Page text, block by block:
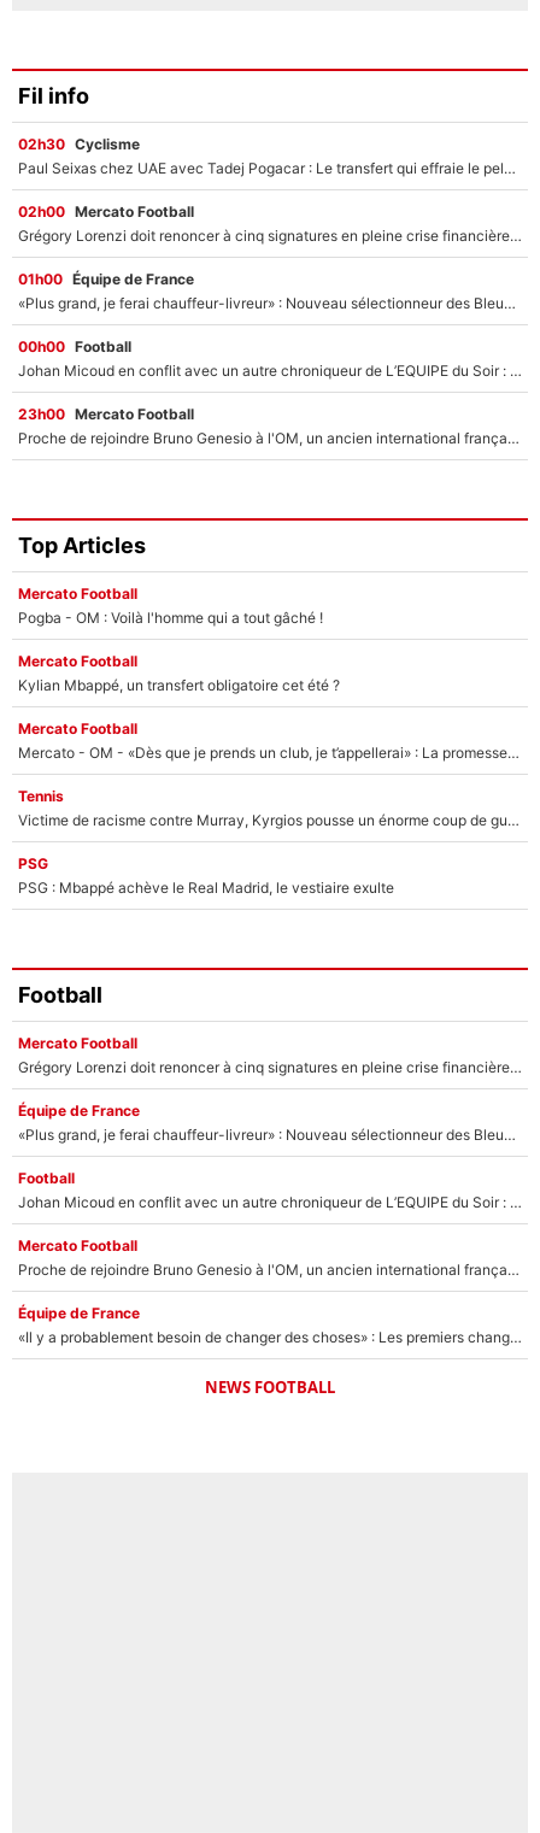
Fil info
02h30 Cyclisme
Paul Seixas chez UAE avec Tadej Pogacar : Le transfert qui effraie le peloton, «c’est la pire des choses qui puisse arriver»
02h00 Mercato Football
Grégory Lorenzi doit renoncer à cinq signatures en pleine crise financière : L’IA propose sept noms à l’OM pour un mercato réussi... à seulement 5M€ !
01h00 Équipe de France
«Plus grand, je ferai chauffeur-livreur» : Nouveau sélectionneur des Bleus, Zinédine Zidane s’était imaginé un avenir très différent lorsqu'il était enfant
00h00 Football
Johan Micoud en conflit avec un autre chroniqueur de L’EQUIPE du Soir : «Pendant un moment, je ne les ai pas remis ensemble dans l'émission»
23h00 Mercato Football
Proche de rejoindre Bruno Genesio à l'OM, un ancien international français va finalement débarquer... sur RMC !
Top Articles
Mercato Football
Pogba - OM : Voilà l'homme qui a tout gâché !
Mercato Football
Kylian Mbappé, un transfert obligatoire cet été ?
Mercato Football
Mercato - OM - «Dès que je prends un club, je t’appellerai» : La promesse de Marcelino au moment de claquer la porte
Tennis
Victime de racisme contre Murray, Kyrgios pousse un énorme coup de gueule !
PSG
PSG : Mbappé achève le Real Madrid, le vestiaire exulte
Football
Mercato Football
Grégory Lorenzi doit renoncer à cinq signatures en pleine crise financière : L’IA propose sept noms à l’OM pour un mercato réussi... à seulement 5M€ !
Équipe de France
«Plus grand, je ferai chauffeur-livreur» : Nouveau sélectionneur des Bleus, Zinédine Zidane s’était imaginé un avenir très différent lorsqu'il était enfant
Football
Johan Micoud en conflit avec un autre chroniqueur de L’EQUIPE du Soir : «Pendant un moment, je ne les ai pas remis ensemble dans l'émission»
Mercato Football
Proche de rejoindre Bruno Genesio à l'OM, un ancien international français va finalement débarquer... sur RMC !
Équipe de France
«Il y a probablement besoin de changer des choses» : Les premiers changements de Zinedine Zidane en équipe de France sont révélés ?
NEWS FOOTBALL